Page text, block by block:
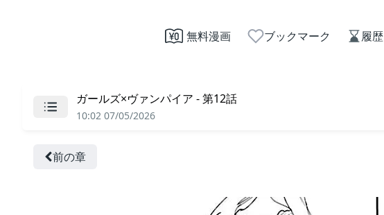
無料漫画 ブックマーク 履歴
ガールズ×ヴァンパイア - 第12話
10:02 07/05/2026
前の章